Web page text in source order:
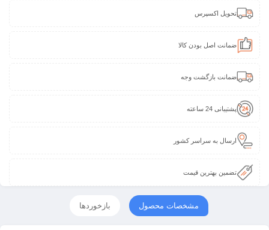
تحویل اکسپرس
ضمانت اصل بودن کالا
ضمانت بازگشت وجه
پشتیبانی 24 ساعته
ارسال به سراسر کشور
تضمین بهترین قیمت
مشخصات محصول بازخوردها